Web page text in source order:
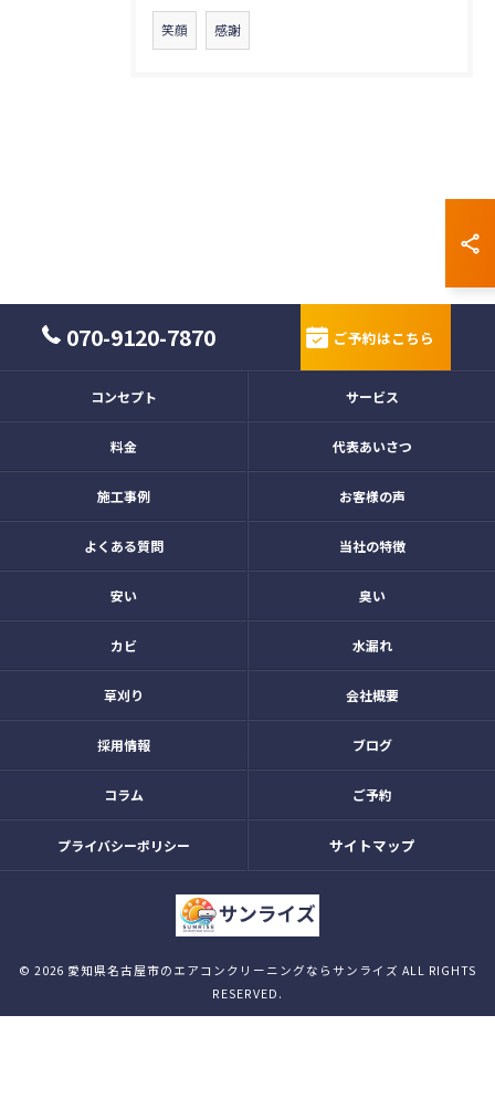
笑顔 感謝
070-9120-7870 ご予約はこちら
コンセプト サービス
料金 代表あいさつ
施工事例 お客様の声
よくある質問 当社の特徴
安い 臭い
カビ 水漏れ
草刈り 会社概要
採用情報 ブログ
コラム ご予約
プライバシーポリシー サイトマップ
© 2026 愛知県名古屋市のエアコンクリーニングならサンライズ ALL RIGHTS
RESERVED.